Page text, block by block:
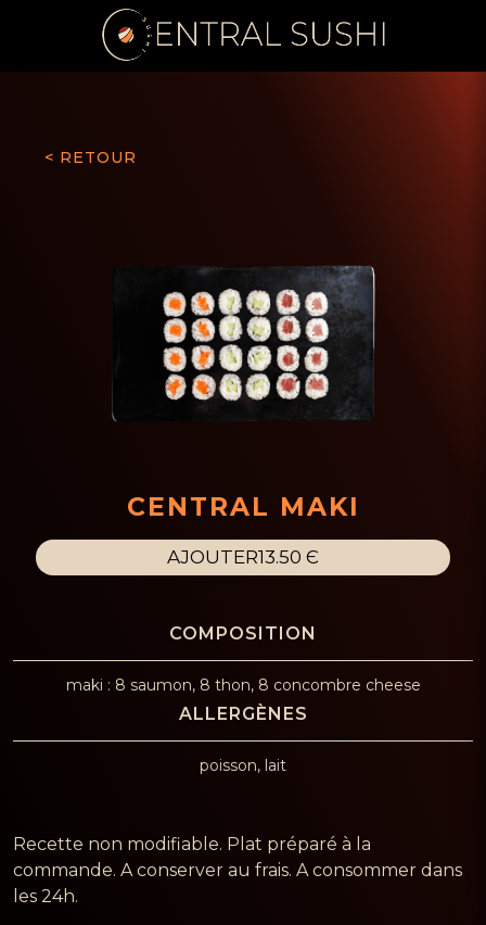
< RETOUR
CENTRAL MAKI
AJOUTER13.50 Є
maki : 8 saumon, 8 thon, 8 concombre cheese
poisson, lait
Recette non modifiable. Plat préparé à la
commande. A conserver au frais. A consommer dans
les 24h.